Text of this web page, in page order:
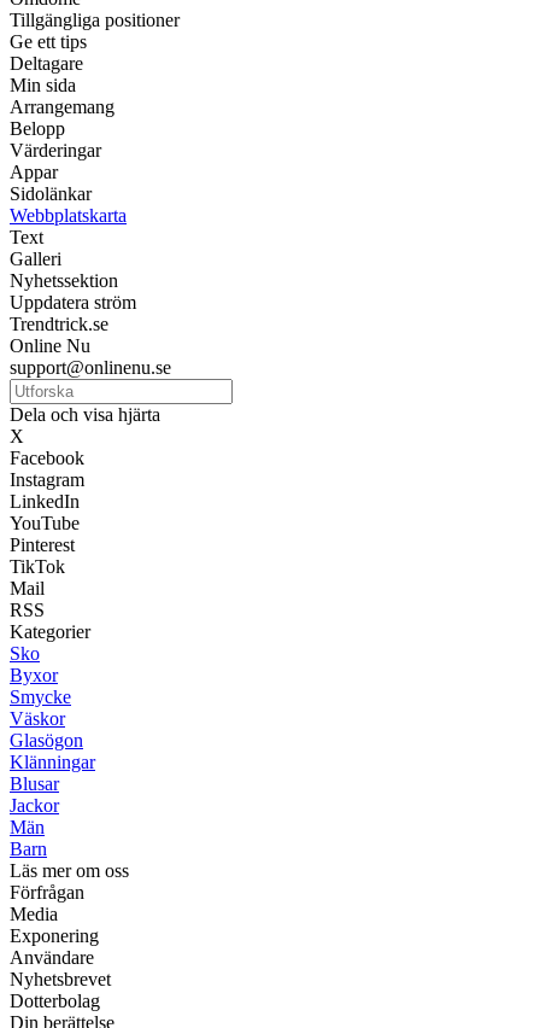
Tillgängliga positioner
Ge ett tips
Deltagare
Min sida
Arrangemang
Belopp
Värderingar
Appar
Sidolänkar
Webbplatskarta
Text
Galleri
Nyhetssektion
Uppdatera ström
Trendtrick.se
Online Nu
support@onlinenu.se
Dela och visa hjärta
X
Facebook
Instagram
LinkedIn
YouTube
Pinterest
TikTok
Mail
RSS
Kategorier
Sko
Byxor
Smycke
Väskor
Glasögon
Klänningar
Blusar
Jackor
Män
Barn
Läs mer om oss
Förfrågan
Media
Exponering
Användare
Nyhetsbrevet
Dotterbolag
Din berättelse